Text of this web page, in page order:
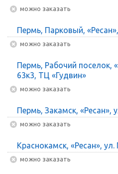
Можно заказать
Пермь, Парковый,
Можно заказать
Пермь, Рабочий поселок,
63к3, ТЦ «Гудвин»
Можно заказать
Пермь, Закамск, «Ресан»,
Можно заказать
Краснокамск, «Ресан»,
Можно заказать